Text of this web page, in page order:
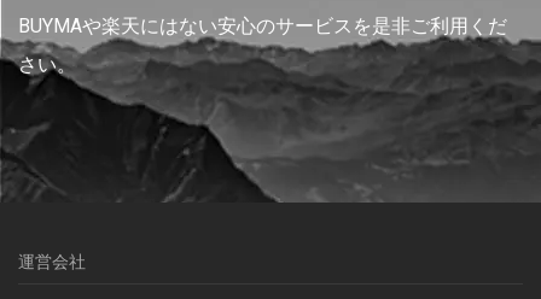
BUYMAや楽天にはない安心のサービスを是非ご利用くだ
さい。
運営会社